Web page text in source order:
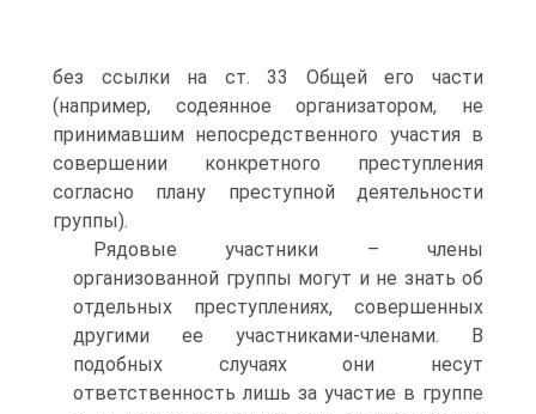
без ссылки на ст. 33 Общей его части
(например, содеянное организатором, не
принимавшим непосредственного участия в
совершении конкретного преступления
согласно плану преступной деятельности
группы).
Рядовые участники – члены
организованной группы могут и не знать об
отдельных преступлениях, совершенных
другими ее участниками-членами. В
подобных случаях они несут
ответственность лишь за участие в группе